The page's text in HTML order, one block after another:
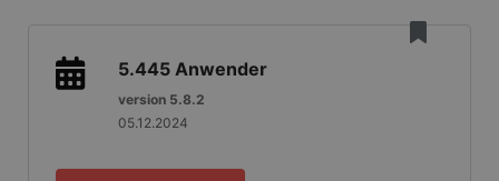
5.445 Anwender
version 5.8.2
05.12.2024